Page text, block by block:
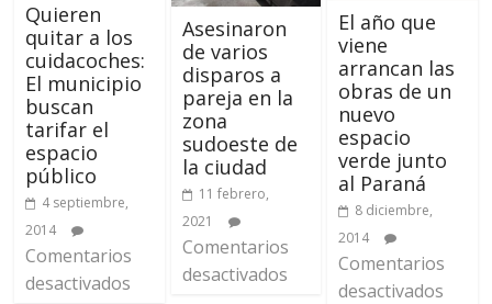
Quieren
quitar a los
cuidacoches:
El municipio
buscan
tarifar el
espacio
público
4 septiembre,
2014
Comentarios
desactivados
Asesinaron
de varios
disparos a
pareja en la
zona
sudoeste de
la ciudad
11 febrero,
2021
Comentarios
desactivados
El año que
viene
arrancan las
obras de un
nuevo
espacio
verde junto
al Paraná
8 diciembre,
2014
Comentarios
desactivados